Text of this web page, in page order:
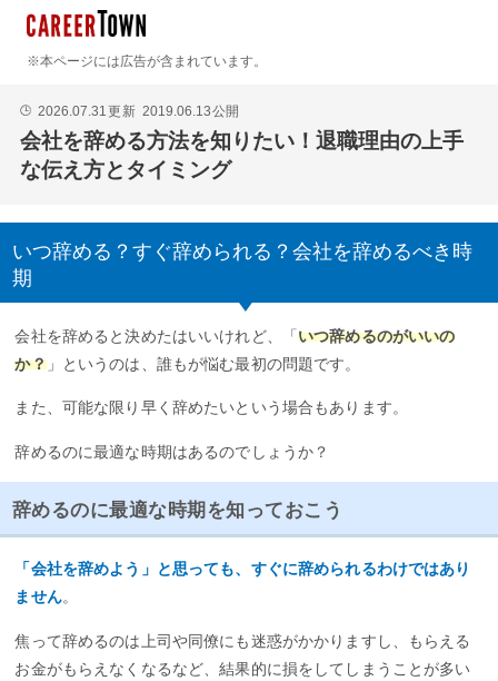
※本ページには広告が含まれています。
🕒 2026.07.31更新 2019.06.13公開
会社を辞める方法を知りたい！退職理由の上手
な伝え方とタイミング
いつ辞める？すぐ辞められる？会社を辞めるべき時
期
会社を辞めると決めたはいいけれど、「いつ辞めるのがいいの
か？」というのは、誰もが悩む最初の問題です。
また、可能な限り早く辞めたいという場合もあります。
辞めるのに最適な時期はあるのでしょうか？
辞めるのに最適な時期を知っておこう
「会社を辞めよう」と思っても、すぐに辞められるわけではあり
ません。
焦って辞めるのは上司や同僚にも迷惑がかかりますし、もらえる
お金がもらえなくなるなど、結果的に損をしてしまうことが多い